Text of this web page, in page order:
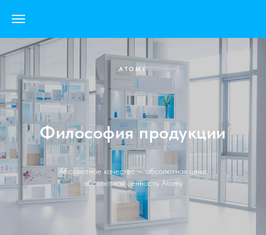
ATOMY
Философия продукции
Абсолютное качество — абсолютная цена:
абсолютная ценность Atomy